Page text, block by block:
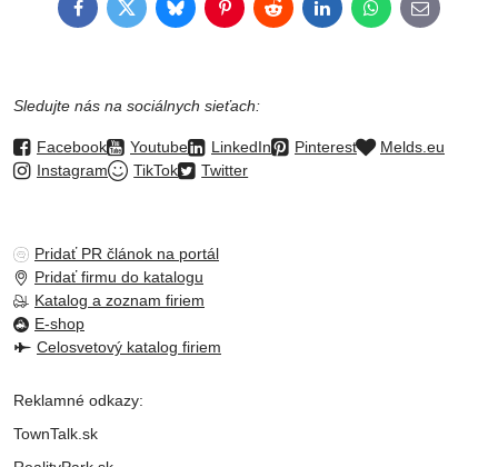
FacebookTwitterBlueskyPinterestRedditLinkedInWhatsApp
E-
mail
Sledujte nás na sociálnych sieťach:
Facebook Youtube LinkedIn Pinterest
Melds.eu
Instagram
TikTok Twitter
Pridať PR článok na portál
Pridať firmu do katalogu
Katalog a zoznam firiem
E-shop
Celosvetový katalog firiem
Reklamné odkazy:
TownTalk.sk